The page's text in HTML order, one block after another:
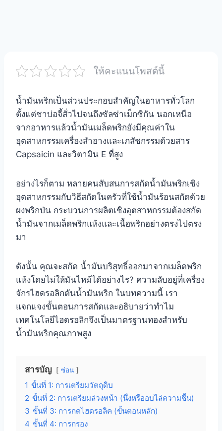
ให้คะแนนโพสต์นี้
น้ำมันพริกเป็นส่วนประกอบสำคัญในอาหารทั่วโลก
ตั้งแต่ชาบ่อจี้สั่วไปจนถึงซัลซ่าเม็กซิกัน นอกเหนือ
จากอาหารแล้วน้ำมันเมล็ดพริกยังมีคุณค่าใน
อุตสาหกรรมเครื่องสำอางและเภสัชกรรมด้วยสาร
Capsaicin และวิตามิน E ที่สูง
อย่างไรก็ตาม หลายคนสับสนการสกัดน้ำมันพริกเชิง
อุตสาหกรรมกับวิธีสกัดในครัวที่ใช้น้ำมันร้อนสกัดด้วย
ผงพริกป่น กระบวนการผลิตเชิงอุตสาหกรรมต้องสกัด
น้ำมันจากเมล็ดพริกแห้งและเนื้อพริกอย่างตรงไปตรง
มา
ดังนั้น คุณจะสกัด น้ำมันบริสุทธิ์ออกมาจากเมล็ดพริก
แห้งโดยไม่ให้มันไหม้ได้อย่างไร? ความลับอยู่ที่เครื่อง
จักรไฮดรอลิกดันน้ำมันพริก ในบทความนี้ เรา
แจกแจงขั้นตอนการสกัดและอธิบายว่าทำไม
เทคโนโลยีไฮดรอลิกจึงเป็นมาตรฐานทองสำหรับ
น้ำมันพริกคุณภาพสูง
สารบัญ ซ่อน
1 ขั้นที่ 1: การเตรียมวัตถุดิบ
2 ขั้นที่ 2: การเตรียมล่วงหน้า (นึ่งหรืออบไล่ความชื้น)
3 ขั้นที่ 3: การกดไฮดรอลิค (ขั้นตอนหลัก)
4 ขั้นที่ 4: การกรอง